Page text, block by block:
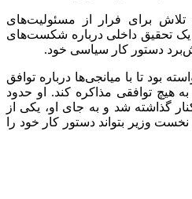
تلاش برای فرار از مسئولیت‌های
تحقیق داخلی درباره شکست‌های
بود تا با میانجی‌ها درباره توافق
هیچ توافقی مذاکره کند. او حدود
گذاشته شد و به جای او، یکی از
نخست وزیر بتواند دستور کار خود را